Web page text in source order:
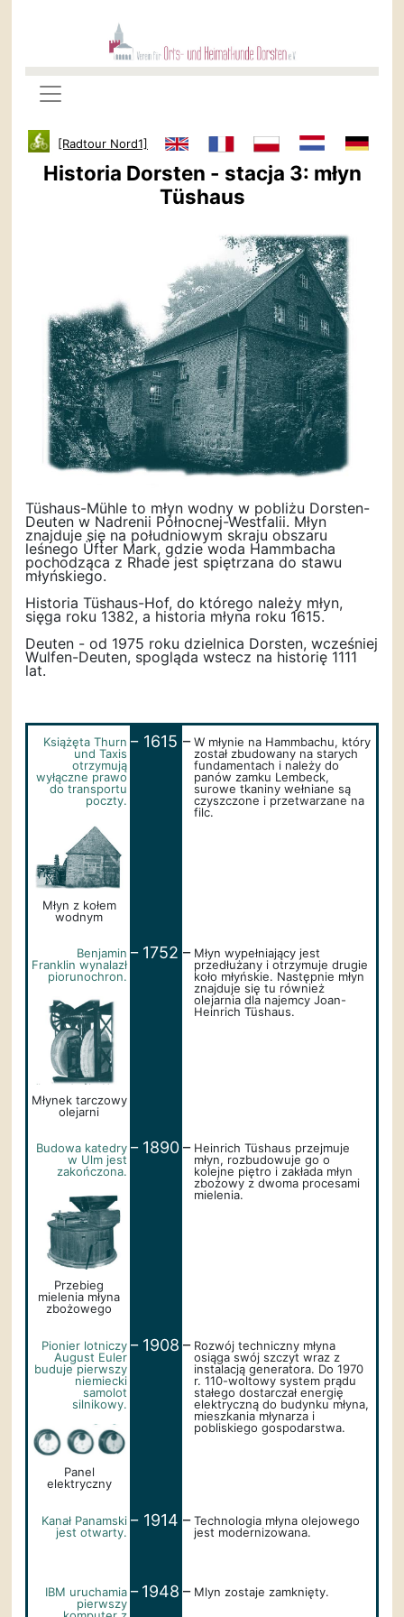
[Radtour Nord1]
Historia Dorsten - stacja 3: młyn
Tüshaus
Tüshaus-Mühle to młyn wodny w pobliżu Dorsten-
Deuten w Nadrenii Północnej-Westfalii. Młyn
znajduje się na południowym skraju obszaru
leśnego Üfter Mark, gdzie woda Hammbacha
pochodząca z Rhade jest spiętrzana do stawu
młyńskiego.
Historia Tüshaus-Hof, do którego należy młyn,
sięga roku 1382, a historia młyna roku 1615.
Deuten - od 1975 roku dzielnica Dorsten, wcześniej
Wulfen-Deuten, spogląda wstecz na historię 1111
lat.
Książęta Thurn
und Taxis
otrzymują
wyłączne prawo
do transportu
poczty.
Młyn z kołem
wodnym
1615
W młynie na Hammbachu, który
został zbudowany na starych
fundamentach i należy do
panów zamku Lembeck,
surowe tkaniny wełniane są
czyszczone i przetwarzane na
filc.
Benjamin
Franklin wynalazł
piorunochron.
Młynek tarczowy
olejarni
1752
Młyn wypełniający jest
przedłużany i otrzymuje drugie
koło młyńskie. Następnie młyn
znajduje się tu również
olejarnia dla najemcy Joan-
Heinrich Tüshaus.
Budowa katedry
w Ulm jest
zakończona.
Przebieg
mielenia młyna
zbożowego
1890
Heinrich Tüshaus przejmuje
młyn, rozbudowuje go o
kolejne piętro i zakłada młyn
zbożowy z dwoma procesami
mielenia.
Pionier lotniczy
August Euler
buduje pierwszy
niemiecki
samolot
silnikowy.
Panel
elektryczny
1908
Rozwój techniczny młyna
osiąga swój szczyt wraz z
instalacją generatora. Do 1970
r. 110-woltowy system prądu
stałego dostarczał energię
elektryczną do budynku młyna,
mieszkania młynarza i
pobliskiego gospodarstwa.
Kanał Panamski
jest otwarty.
1914
Technologia młyna olejowego
jest modernizowana.
IBM uruchamia
pierwszy
1948 Mlyn zostaje zamknięty.